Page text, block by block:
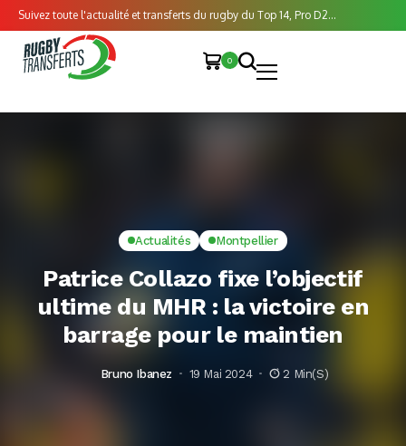
Suivez toute l'actualité et transferts du rugby du Top 14, Pro D2...
0
Actualités Montpellier
Patrice Collazo fixe l’objectif
ultime du MHR : la victoire en
barrage pour le maintien
Bruno Ibanez 19 Mai 2024 2 Min(s)